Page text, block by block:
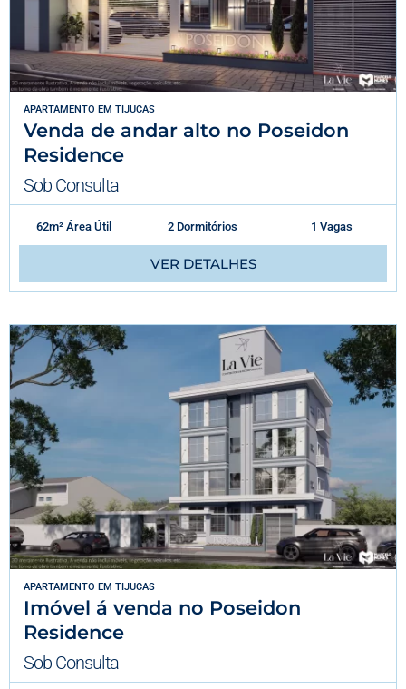
APARTAMENTO EM TIJUCAS
Venda de andar alto no Poseidon
Residence
Sob Consulta
62m² Área Útil 2 Dormitórios 1 Vagas
VER DETALHES
APARTAMENTO EM TIJUCAS
Imóvel á venda no Poseidon
Residence
Sob Consulta